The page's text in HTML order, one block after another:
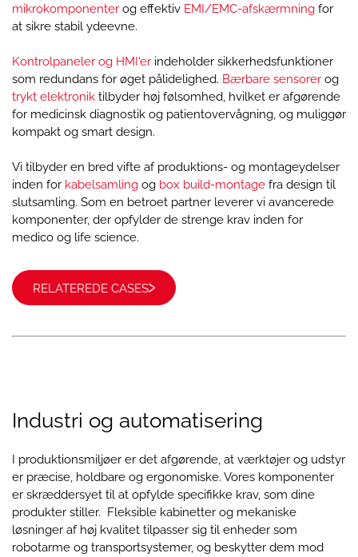
mikrokomponenter og effektiv EMI/EMC-afskærmning for
at sikre stabil ydeevne.
Kontrolpaneler og HMI'er indeholder sikkerhedsfunktioner
som redundans for øget pålidelighed. Bærbare sensorer og
trykt elektronik tilbyder høj følsomhed, hvilket er afgørende
for medicinsk diagnostik og patientovervågning, og muliggør
kompakt og smart design.
Vi tilbyder en bred vifte af produktions- og montageydelser
inden for kabelsamling og box build-montage fra design til
slutsamling. Som en betroet partner leverer vi avancerede
komponenter, der opfylder de strenge krav inden for
medico og life science.
RELATEREDE CASES
Industri og automatisering
I produktionsmiljøer er det afgørende, at værktøjer og udstyr
er præcise, holdbare og ergonomiske. Vores komponenter
er skræddersyet til at opfylde specifikke krav, som dine
produkter stiller. Fleksible kabinetter og mekaniske
løsninger af høj kvalitet tilpasser sig til enheder som
robotarme og transportsystemer, og beskytter dem mod